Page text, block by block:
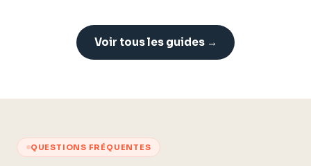
Voir tous les guides →
QUESTIONS FRÉQUENTES